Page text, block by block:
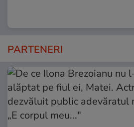
PARTENERI